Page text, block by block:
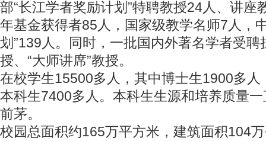
部“长江学者奖励计划”特聘教授24人、讲座
年基金获得者85人，国家级教学名师7人，
划”139人。同时，一批国内外著名学者受
授、“大师讲席”教授。
在校学生15500多人，其中博士生1900多
本科生7400多人。本科生生源和培养质量
前茅。
校园总面积约165万平方米，建筑面积104